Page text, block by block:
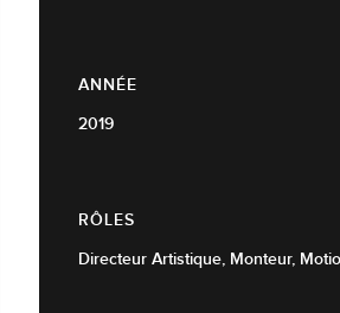
ANNÉE
2019
RÔLES
Directeur Artistique, Monteur,